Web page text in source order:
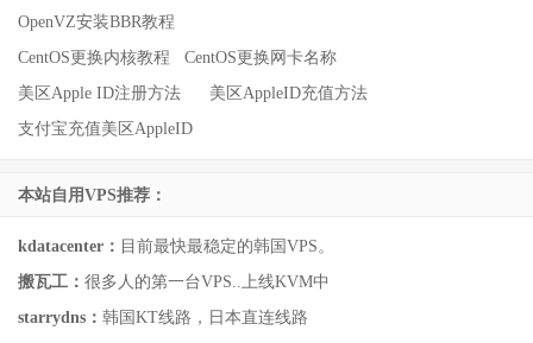
OpenVZ安装BBR教程
CentOS更换内核教程
CentOS更换网卡名称
美区Apple ID注册方法
美区AppleID充值方法
支付宝充值美区AppleID
本站自用VPS推荐：
kdatacenter： 目前最快最稳定的韩国VPS。
搬瓦工： 很多人的第一台VPS..上线KVM中
starrydns： 韩国KT线路，日本直连线路